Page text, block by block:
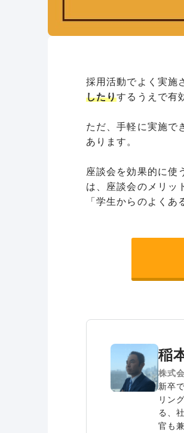
採用活動でよく実施
したりするうえで有
ただ、手軽に実施で
あります。
座談会を効果的に使
は、座談会のメリッ
「学生からのよく
稲
株式
新卒
リン
る、
官も